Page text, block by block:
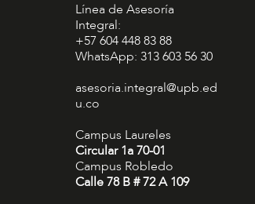
Línea de Asesoría
Integral:
+57 604 448 83 88
WhatsApp: 313 603 56 30
asesoria.integral@upb.ed
u.co
Campus Laureles
Circular 1a 70-01
Campus Robledo
Calle 78 B # 72 A 109